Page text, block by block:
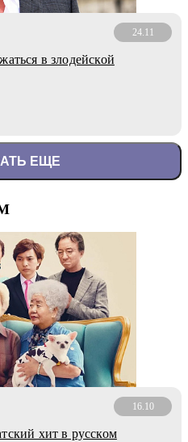
24.11
в злодейской
ЕЩЕ
16.10
хит в русском